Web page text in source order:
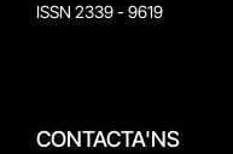
ISSN 2339 - 9619
CONTACTA'NS